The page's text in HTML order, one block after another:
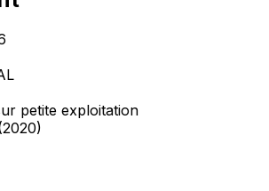
petite exploitation